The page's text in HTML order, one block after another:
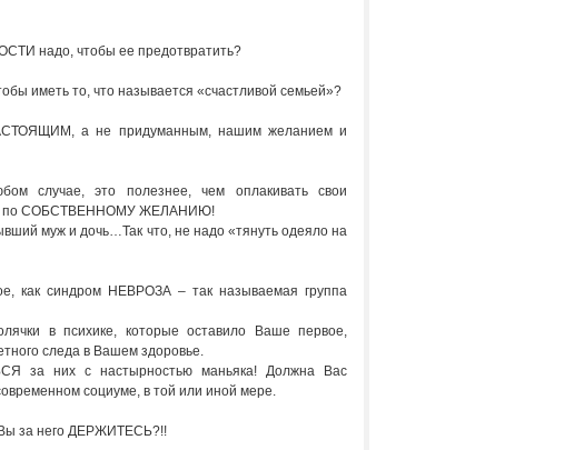
надо, чтобы ее предотвратить?
иметь то, что называется «счастливой семьей»?
а не придуманным, нашим желанием и
случае, это полезнее, чем оплакивать свои
по СОБСТВЕННОМУ ЖЕЛАНИЮ!
муж и дочь…Так что, не надо «тянуть одеяло на
как синдром НЕВРОЗА – так называемая группа
в психике, которые оставило Ваше первое,
следа в Вашем здоровье.
них с настырностью маньяка! Должна Вас
социуме, в той или иной мере.
Вы за него ДЕРЖИТЕСЬ?!!